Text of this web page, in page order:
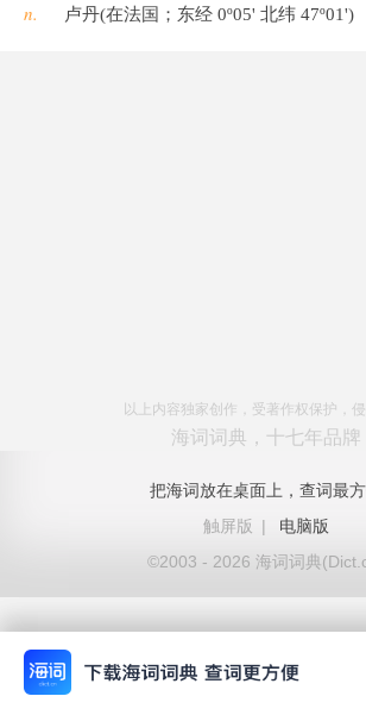
n. 卢丹(在法国；东经 0º05' 北纬 47º01')
以上内容独家创作，受著作权保护，
海词词典，十七年品牌
把海词放在桌面上，查词最
触屏版
|
电脑版
©2003 - 2026 海词词典